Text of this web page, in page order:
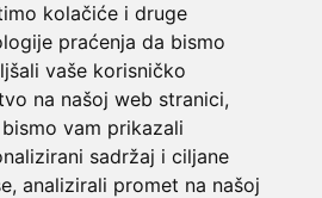
kolačiće i druge
praćenja da bismo
vaše korisničko
na našoj web stranici,
vam prikazali
sadržaj i ciljane
analizirali promet na našoj